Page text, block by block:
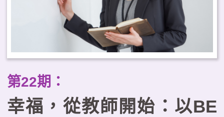
教師與學生共同的體驗，因而除了
提供「兒童SEL社會情緒學習檢
測」，亦建置教師自評幫助自身察
一次」、「每天5分鐘，養成情緒
力」的微型模組設計，減輕教師負
第22期：
幸福，從教師開始：以BE